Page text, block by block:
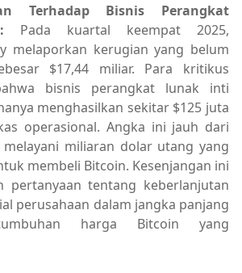
Terhadap Bisnis Perangkat
Pada kuartal keempat 2025,
melaporkan kerugian yang belum
$17,44 miliar. Para kritikus
bisnis perangkat lunak inti
menghasilkan sekitar $125 juta
operasional. Angka ini jauh dari
miliaran dolar utang yang
membeli Bitcoin. Kesenjangan ini
pertanyaan tentang keberlanjutan
perusahaan dalam jangka panjang
harga Bitcoin yang